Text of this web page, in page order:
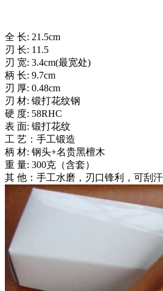
全 长: 21.5cm
刃 长: 11.5
刃 宽: 3.4cm(最宽处)
柄 长: 9.7cm
刃 厚: 0.48cm
刃 材: 锻打花纹钢
硬 度: 58RHC
表 面: 锻打花纹
工 艺：手工锻造
柄 材: 钢头+名贵黑檀木
重 量: 300克（含套）
其 他：手工水磨，刃口锋利，可刮